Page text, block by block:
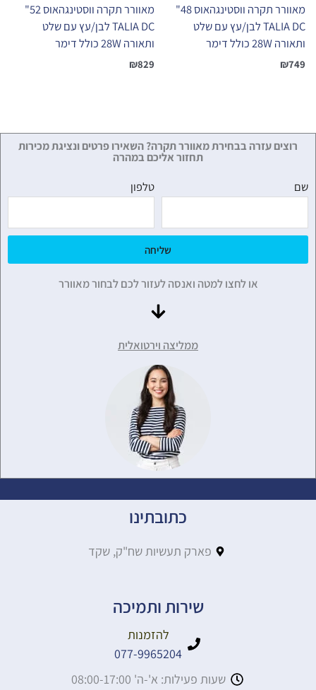
מאוורר תקרה ווסטינגהאוס 48"
TALIA DC לבן/עץ עם שלט
ותאורה 28W כולל דימר
₪749
מאוורר תקרה ווסטינגהאוס 52"
TALIA DC לבן/עץ עם שלט
ותאורה 28W כולל דימר
₪829
רוצים עזרה בבחירת מאוורר תקרה? השאירו פרטים ונציגת מכירות
תחזור אליכם במהרה
שם טלפון
שליחה
או לחצו למטה ואנסה לעזור לכם לבחור מאוורר
ממליצה וירטואלית
כתובתינו
פארק תעשיות שח"ק, שקד
שירות ותמיכה
להזמנות
077-9965204
שעות פעילות: א'-ה' 08:00-17:00